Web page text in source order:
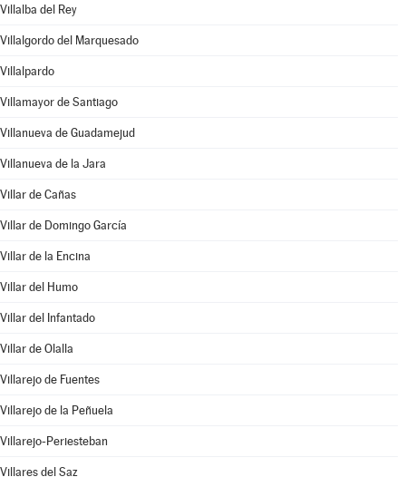
Villalba del Rey
Villalgordo del Marquesado
Villalpardo
Villamayor de Santiago
Villanueva de Guadamejud
Villanueva de la Jara
Villar de Cañas
Villar de Domingo García
Villar de la Encina
Villar del Humo
Villar del Infantado
Villar de Olalla
Villarejo de Fuentes
Villarejo de la Peñuela
Villarejo-Periesteban
Villares del Saz